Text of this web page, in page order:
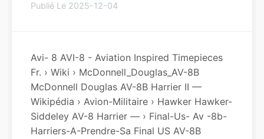
Publié Le 2025-12-04
Avi- 8 AVI-8 - Aviation Inspired Timepieces
Fr. › Wiki › McDonnell_Douglas_AV-8B
McDonnell Douglas AV-8B Harrier II —
Wikipédia › Avion-Militaire › Hawker Hawker-
Siddeley AV-8 Harrier — › Final-Us- Av -8b-
Harriers-A-Prendre-Sa Final US AV-8B